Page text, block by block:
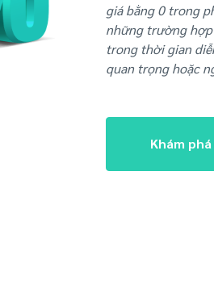
giá bằng 0 trong
những trường
trong thời gian
quan trọng hoặc
Khám